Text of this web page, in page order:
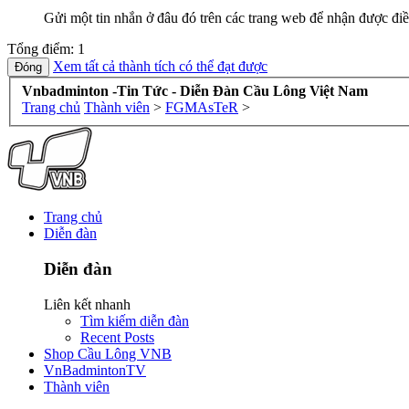
Gửi một tin nhắn ở đâu đó trên các trang web để nhận được
Tổng điểm: 1
Xem tất cả thành tích có thể đạt được
Vnbadminton -Tin Tức - Diễn Đàn Cầu Lông Việt Nam
Trang chủ Thành viên > FGMAsTeR >
Trang chủ
Diễn đàn
Diễn đàn
Liên kết nhanh
Tìm kiếm diễn đàn
Recent Posts
Shop Cầu Lông VNB
VnBadmintonTV
Thành viên